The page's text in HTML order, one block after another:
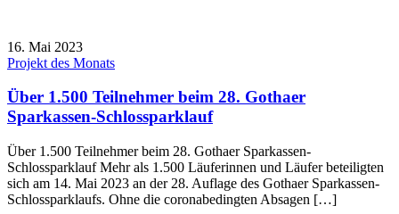
16. Mai 2023
Projekt des Monats
Über 1.500 Teilnehmer beim 28. Gothaer
Sparkassen-Schlossparklauf
Über 1.500 Teilnehmer beim 28. Gothaer Sparkassen-
Schlossparklauf Mehr als 1.500 Läuferinnen und Läufer beteiligten
sich am 14. Mai 2023 an der 28. Auflage des Gothaer Sparkassen-
Schlossparklaufs. Ohne die coronabedingten Absagen […]